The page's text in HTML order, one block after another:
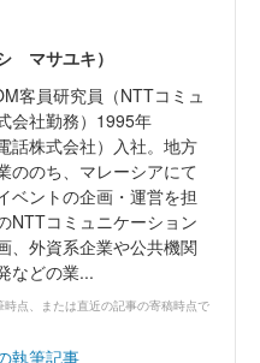
マサユキ）
客員研究員（NTTコミュ
会社勤務）1995年
話株式会社）入社。地方
ののち、マレーシアにて
ベントの企画・運営を担
NTTコミュニケーション
、外資系企業や公共機関
などの業...
点、または直近の記事の寄稿時点で
執筆記事